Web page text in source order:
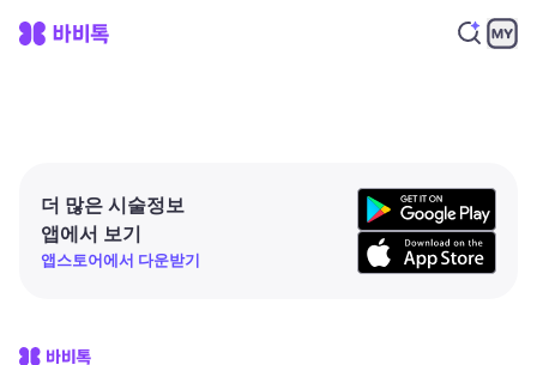
더 많은 시술정보
앱에서 보기
앱스토어에서 다운받기